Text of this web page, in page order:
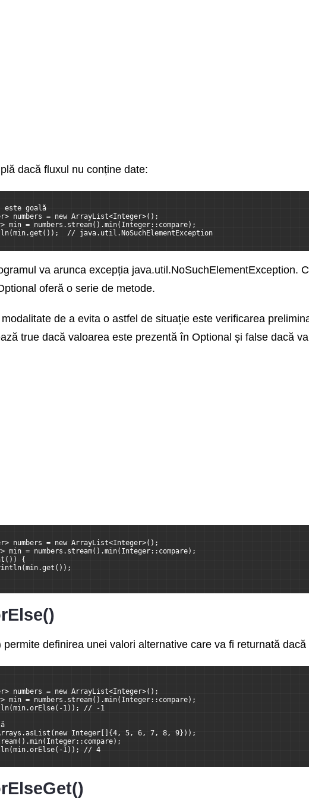
dacă fluxul nu conține date:
este goală
numbers = new ArrayList<Integer>();
min = numbers.stream().min(Integer::compare);
// java.util.NoSuchElementException
va arunca excepția java.util.NoSuchElementException.
oferă o serie de metode.
de a evita o astfel de situație este verificarea
true dacă valoarea este prezentă în Optional și false dacă
numbers = new ArrayList<Integer>();
min = numbers.stream().min(Integer::compare);
{
permite definirea unei valori alternative care va fi returnată
numbers = new ArrayList<Integer>();
min = numbers.stream().min(Integer::compare);
1)); // -1
Integer[]{4, 5, 6, 7, 8, 9}));
1)); // 4